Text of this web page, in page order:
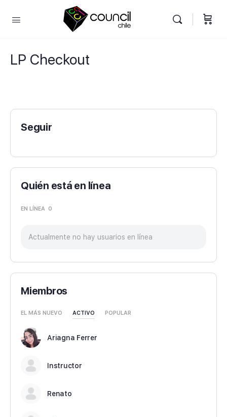
LP Checkout
Seguir
Quién está en línea
EN LÍNEA 0
Actualmente no hay usuarios en línea
Miembros
EL MÁS NUEVO ACTIVO POPULAR
Ariagna Ferrer
Instructor
Renato